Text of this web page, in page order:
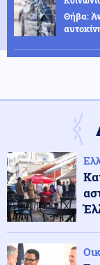
Θήβα:
Οικονομία
σερί
Κοινωνία
Το
σας πει